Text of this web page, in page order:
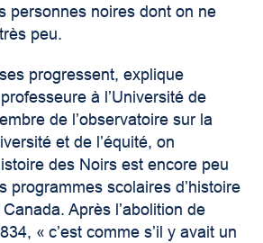
personnes noires dont on ne
peu.
progressent, explique
à l’Université de
de l’observatoire sur la
et de l’équité, on
des Noirs est encore peu
programmes scolaires d’histoire
Après l’abolition de
« c’est comme s’il y avait un